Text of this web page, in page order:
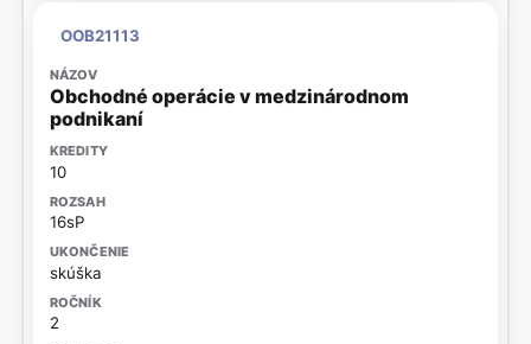
OOB21113
Obchodné operácie v medzinárodnom
podnikaní
10
16sP
skúška
2